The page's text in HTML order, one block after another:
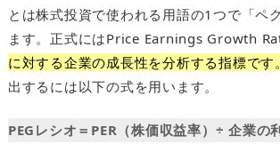
とは株式投資で使われる用語の1つで「ペ
ます。正式にはPrice Earnings Growth
に対する企業の成長性を分析する指標です。
出するには以下の式を用います。
PEGレシオ＝PER（株価収益率）÷ 企業の